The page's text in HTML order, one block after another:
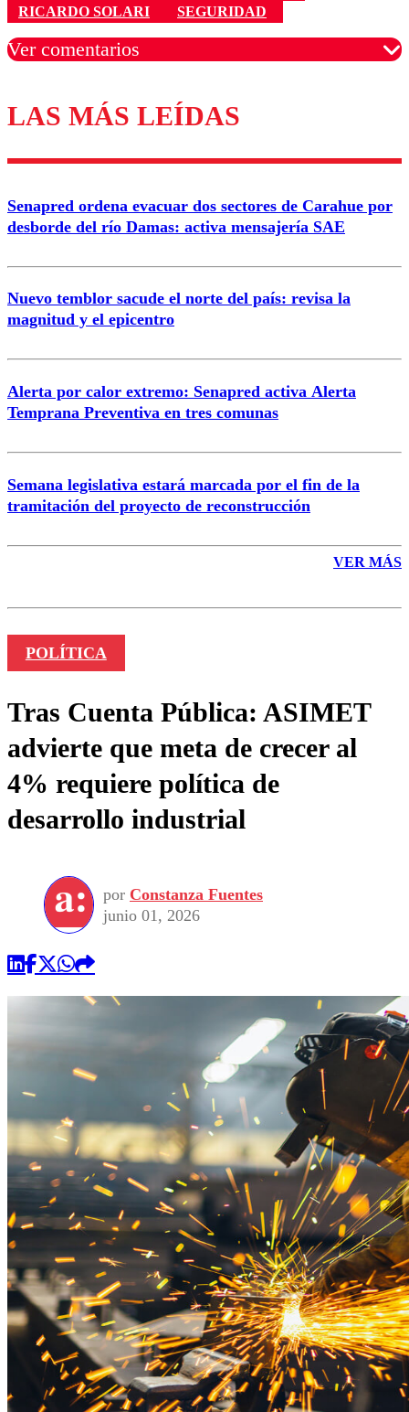
RICARDO SOLARI
SEGURIDAD
Ver comentarios
Los comentarios son moderados para garantizar un
diálogo respetuoso.
Correo
LAS MÁS LEÍDAS
Senapred ordena evacuar dos sectores de Carahue por
desborde del río Damas: activa mensajería SAE
Nuevo temblor sacude el norte del país: revisa la
magnitud y el epicentro
Alerta por calor extremo: Senapred activa Alerta
Temprana Preventiva en tres comunas
Semana legislativa estará marcada por el fin de la
tramitación del proyecto de reconstrucción
VER MÁS
POLÍTICA
Tras Cuenta Pública: ASIMET
advierte que meta de crecer al
4% requiere política de
desarrollo industrial
por Constanza Fuentes
junio 01, 2026